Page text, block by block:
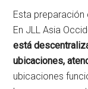
Esta
En JLL Asia
está
ubicaciones,
ubicaciones